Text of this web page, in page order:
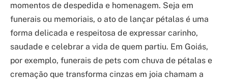
momentos de despedida e homenagem. Seja em
funerais ou memoriais, o ato de lançar pétalas é uma
forma delicada e respeitosa de expressar carinho,
saudade e celebrar a vida de quem partiu. Em Goiás,
por exemplo, funerais de pets com chuva de pétalas e
cremação que transforma cinzas em joia chamam a